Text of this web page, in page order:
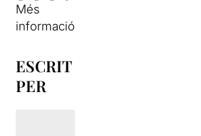
Més
informació
ESCRIT
PER